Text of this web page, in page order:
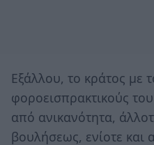
Εξάλλου, το κράτος με
φοροεισπρακτικούς
από ανικανότητα,
βουλήσεως, ενίοτε και